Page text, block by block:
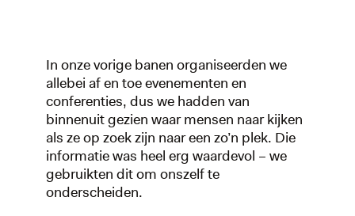
In onze vorige banen organiseerden we
allebei af en toe evenementen en
conferenties, dus we hadden van
binnenuit gezien waar mensen naar kijken
als ze op zoek zijn naar een zo’n plek. Die
informatie was heel erg waardevol – we
gebruikten dit om onszelf te
onderscheiden.